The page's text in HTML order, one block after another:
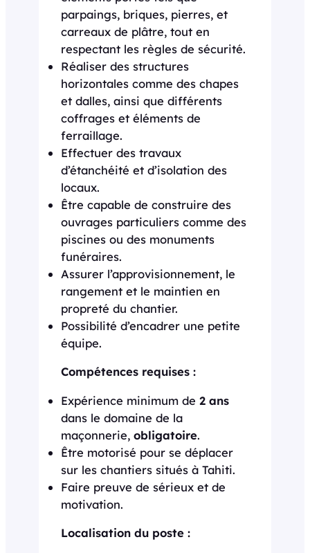
parpaings, briques, pierres, et
carreaux de plâtre, tout en
respectant les règles de sécurité.
Réaliser des structures
horizontales comme des chapes
et dalles, ainsi que différents
coffrages et éléments de
ferraillage.
Effectuer des travaux
d’étanchéité et d’isolation des
locaux.
Être capable de construire des
ouvrages particuliers comme des
piscines ou des monuments
funéraires.
Assurer l’approvisionnement, le
rangement et le maintien en
propreté du chantier.
Possibilité d’encadrer une petite
équipe.
Compétences requises :
Expérience minimum de 2 ans
dans le domaine de la
maçonnerie, obligatoire.
Être motorisé pour se déplacer
sur les chantiers situés à Tahiti.
Faire preuve de sérieux et de
motivation.
Localisation du poste :